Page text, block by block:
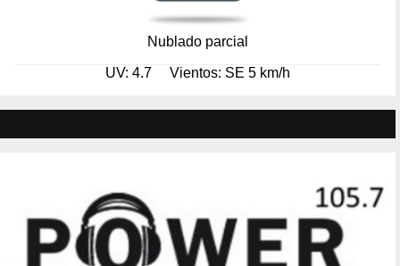
Nublado parcial
UV: 4.7 Vientos: SE 5 km/h